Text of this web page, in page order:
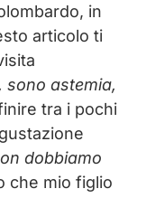
in
articolo ti
sono astemia,
tra i pochi
dobbiamo
che mio figlio